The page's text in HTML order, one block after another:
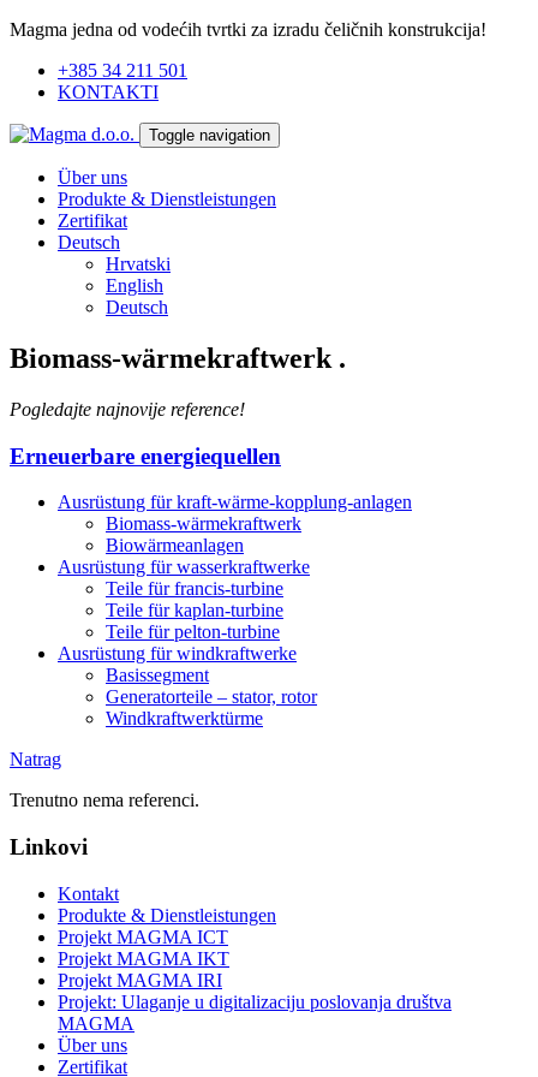
Magma jedna od vodećih tvrtki za izradu čeličnih konstrukcija!
+385 34 211 501
KONTAKTI
Toggle navigation
Über uns
Produkte & Dienstleistungen
Zertifikat
Deutsch
Hrvatski
English
Deutsch
Biomass-wärmekraftwerk .
Pogledajte najnovije reference!
Erneuerbare energiequellen
Ausrüstung für kraft-wärme-kopplung-anlagen
Biomass-wärmekraftwerk
Biowärmeanlagen
Ausrüstung für wasserkraftwerke
Teile für francis-turbine
Teile für kaplan-turbine
Teile für pelton-turbine
Ausrüstung für windkraftwerke
Basissegment
Generatorteile – stator, rotor
Windkraftwerktürme
Natrag
Trenutno nema referenci.
Linkovi
Kontakt
Produkte & Dienstleistungen
Projekt MAGMA ICT
Projekt MAGMA IKT
Projekt MAGMA IRI
Projekt: Ulaganje u digitalizaciju poslovanja društva
MAGMA
Über uns
Zertifikat